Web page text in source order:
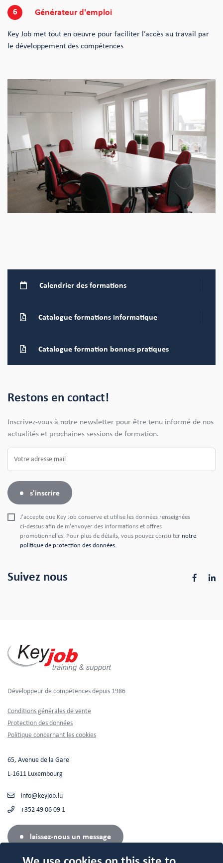
6 Générateur d'emploi
Key Job met tout en oeuvre pour faciliter l’accès au travail par
le développement des compétences
Calendrier des formations
Catalogue formations informatique
Catalogue formation bonnes pratiques
Restons en contact!
Inscrivez-vous à notre newsletter pour être tenu informé de nos
actualités et prochaines sessions de formation.
s'inscrire
J'accepte que Key Job conserve et utilise les données renseignées
ci-dessus afin de m'envoyer des informations et offres
promotionnelles. Pour plus de détails, vous pouvez consulter notre
politique de protection des données.
Suivez nous
Développeur de compétences depuis 1986
Footer
Conditions générales de vente
Protection des données
Politique concernant les cookies
65, Avenue de la Gare
L-1611 Luxembourg
info@keyjob.lu
+352 49 06 09 1
laissez-nous un message